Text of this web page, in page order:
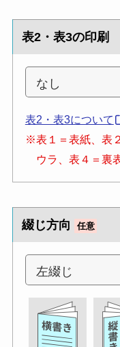
表2・表3の印刷
表2・表3について
※表１＝表紙、表
ウラ、表４＝裏
綴じ方向 任意